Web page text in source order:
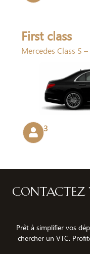
First class
Mercedes Class S
3
Contactez
Prêt à simplifier vos
chercher un VTC.